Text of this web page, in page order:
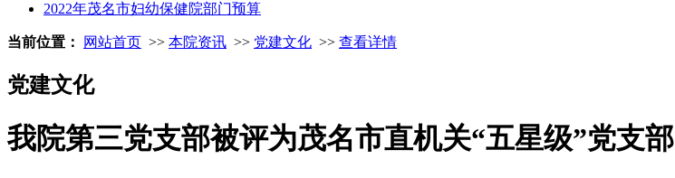
2022年茂名市妇幼保健院部门预算
当前位置： 网站首页 >> 本院资讯 >> 党建文化 >> 查看详情
党建文化
我院第三党支部被评为茂名市直机关“五星级”党支部